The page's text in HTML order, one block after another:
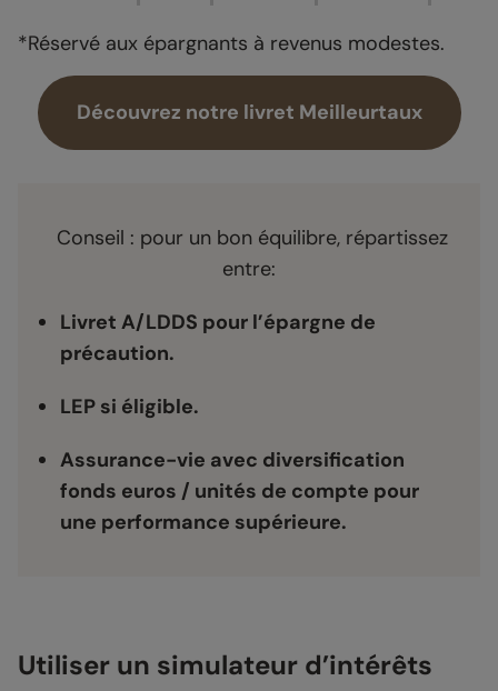
*Réservé aux épargnants à revenus modestes.
Découvrez notre livret Meilleurtaux
Conseil : pour un bon équilibre, répartissez
entre:
Livret A/LDDS pour l’épargne de
précaution.
LEP si éligible.
Assurance-vie avec diversification
fonds euros / unités de compte pour
une performance supérieure.
Utiliser un simulateur d’intérêts